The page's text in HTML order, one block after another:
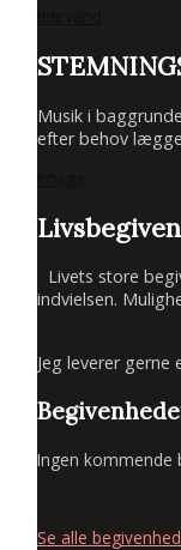
Musik i
efter behov
Livets store
indvielsen.
Jeg leverer
Ingen kommende
Se alle